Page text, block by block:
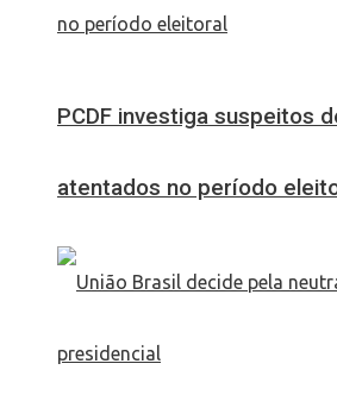
PCDF investiga suspeitos
atentados no período